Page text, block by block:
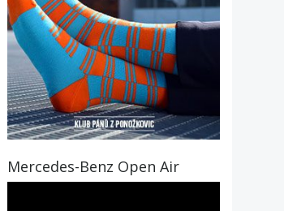
Mercedes-Benz Open Air